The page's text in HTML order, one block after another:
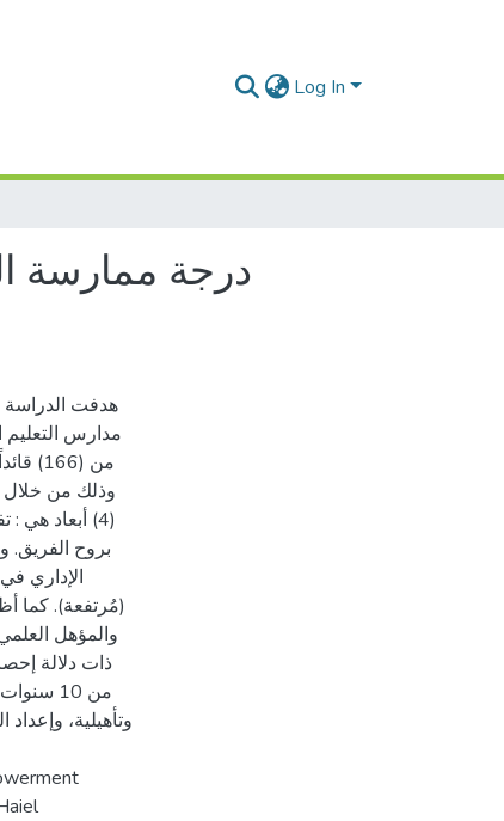
Log In
درجة ممارسة
هدفت الدراسة
مدارس التعليم
من
(4) أبعاد هي
بروح الفريق.
الإداري
(مُرتفعة). كما
والمؤهل
ذات دلالة
من 10
وتأهيلية،